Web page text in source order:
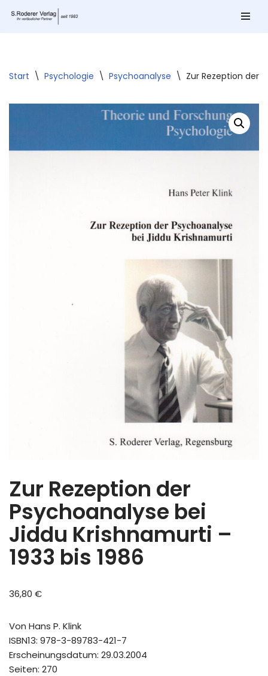
Start \ Psychologie \ Psychoanalyse \ Zur Rezeption der
Zur Rezeption der
Psychoanalyse bei
Jiddu Krishnamurti –
1933 bis 1986
36,80 €
Von Hans P. Klink
ISBN13: 978-3-89783-421-7
Erscheinungsdatum: 29.03.2004
Seiten: 270